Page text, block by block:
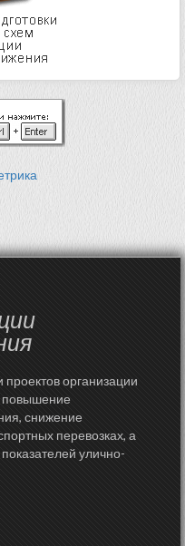
организации
повышение
снижение
перевозках, а
улично-